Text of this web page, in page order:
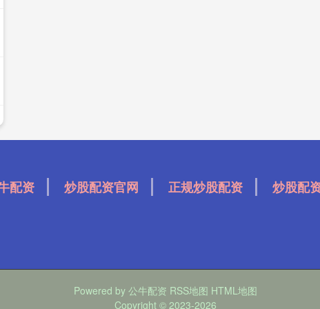
配资 炒股配资官网 正规炒股配资 炒股配
Powered by 公牛配资 RSS地图 HTML地图
Copyright © 2023-2026